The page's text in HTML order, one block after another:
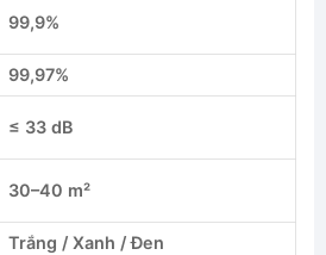
99,9%
99,97%
≤ 33 dB
30–40 m²
Trắng / Xanh / Đen